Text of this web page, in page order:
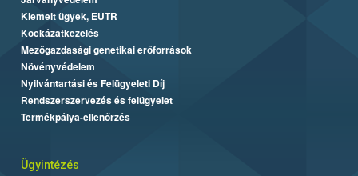
Kiemelt ügyek, EUTR
Kockázatkezelés
Mezőgazdasági genetikai erőforrások
Növényvédelem
Nyilvántartási és Felügyeleti Díj
Rendszerszervezés és felügyelet
Termékpálya-ellenőrzés
Ügyintézés